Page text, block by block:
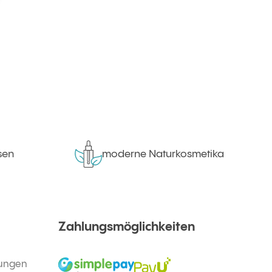
moderne Naturkosmetika
Zahlungsmöglichkeiten